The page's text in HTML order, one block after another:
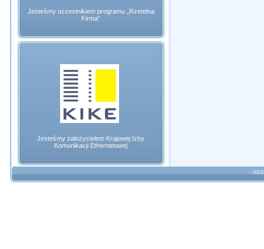
Jesteśmy uczestnikiem programu „Rzetelna
Firma”
Jesteśmy założycielem Krajowej Izby
Komunikacji Ethernetowej